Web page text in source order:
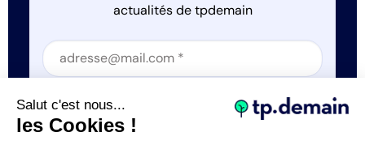
actualités de tpdemain
Section
Section
J'accepte que tp.demain utilise mes informations
Salut c'est nous...
les Cookies !